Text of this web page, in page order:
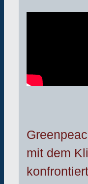
mit dem